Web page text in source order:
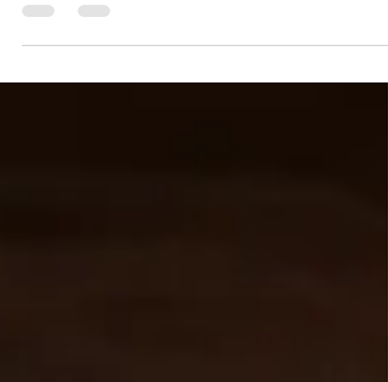
salvamento, na Tailândia, dos 12 meninos
de seu treinador de...